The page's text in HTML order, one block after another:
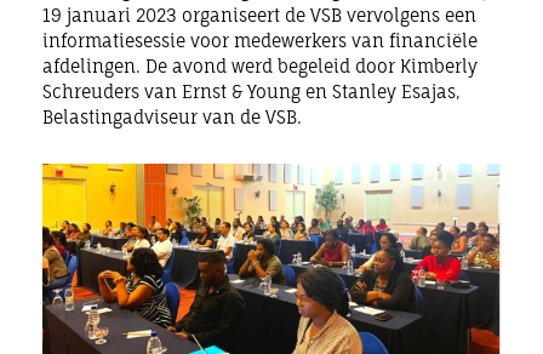
19 januari 2023 organiseert de VSB vervolgens een
informatiesessie voor medewerkers van financiële
afdelingen. De avond werd begeleid door Kimberly
Schreuders van Ernst & Young en Stanley Esajas,
Belastingadviseur van de VSB.